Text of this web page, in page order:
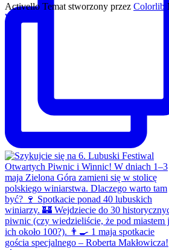
Activello Temat stworzony przez Colorlib
WordPress